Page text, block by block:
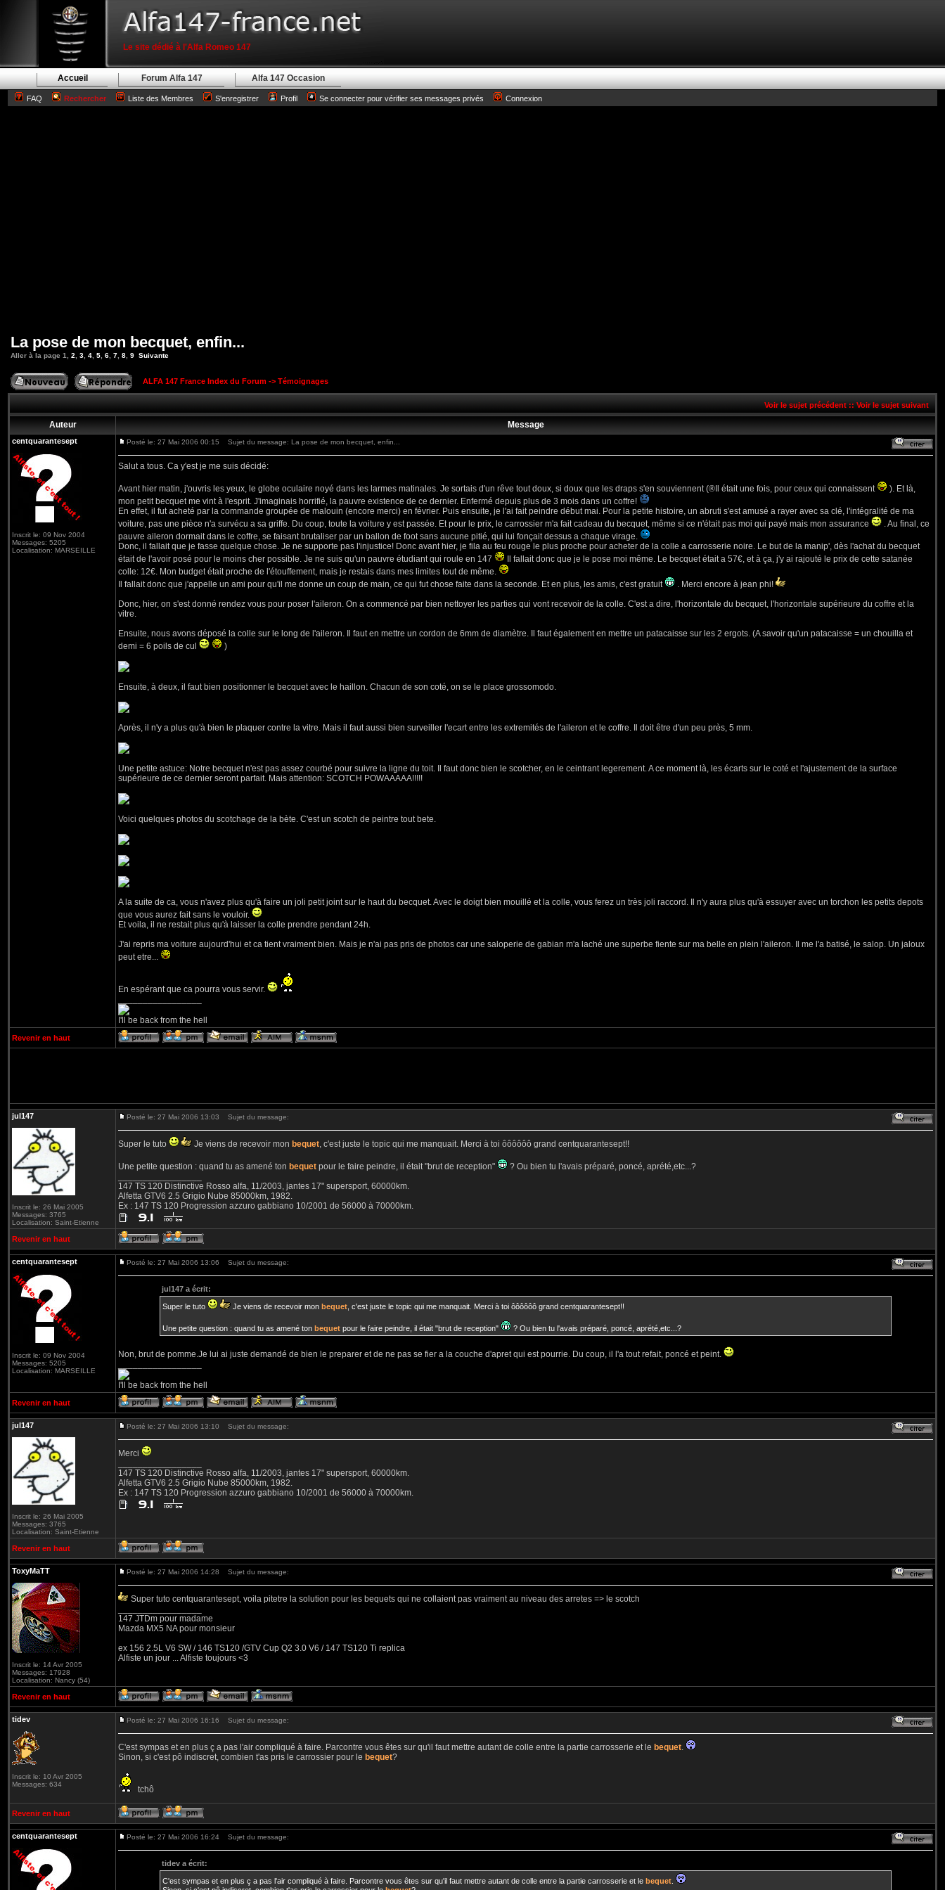
Le site dédié à l'Alfa Romeo 147
Accueil Forum Alfa 147 Alfa 147 Occasion
FAQ Rechercher Liste des Membres S'enregistrer Profil Se connecter pour vérifier ses messages privés Connexion
La pose de mon becquet, enfin...
Aller à la page 1 2 3 4 5 6 7 8 9 Suivante
ALFA 147 France Index du Forum -> Témoignages
Voir le sujet précédent :: Voir le sujet suivant
Auteur Message
centquarantesept
Inscrit le: 09 Nov 2004
Messages: 5205
Localisation: MARSEILLE
Posté le: 27 Mai 2006 00:15 Sujet du message: La pose de mon becquet, enfin...
Salut a tous. Ca y'est je me suis décidé:
Avant hier matin, j'ouvris les yeux, le globe oculaire noyé dans les larmes matinales. Je sortais d'un rêve tout doux, si doux que les draps s'en souviennent (®Il était une fois, pour ceux qui connaissent
). Et là,
mon petit becquet me vint à l'esprit. J'imaginais horrifié, la pauvre existence de ce dernier. Enfermé depuis plus de 3 mois dans un coffre!
En effet, il fut acheté par la commande groupée de malouin (encore merci) en février. Puis ensuite, je l'ai fait peindre début mai. Pour la petite histoire, un abruti s'est amusé a rayer avec sa clé, l'intégralité de ma
voiture, pas une pièce n'a survécu a sa griffe. Du coup, toute la voiture y est passée. Et pour le prix, le carrossier m'a fait cadeau du becquet, même si ce n'était pas moi qui payé mais mon assurance
. Au final, ce
pauvre aileron dormait dans le coffre, se faisant brutaliser par un ballon de foot sans aucune pitié, qui lui fonçait dessus a chaque virage.
Donc, il fallait que je fasse quelque chose. Je ne supporte pas l'injustice! Donc avant hier, je fila au feu rouge le plus proche pour acheter de la colle a carrosserie noire. Le but de la manip', dès l'achat du becquet
était de l'avoir posé pour le moins cher possible. Je ne suis qu'un pauvre étudiant qui roule en 147
Il fallait donc que je le pose moi même. Le becquet était a 57€, et à ça, j'y ai rajouté le prix de cette satanée
colle: 12€. Mon budget était proche de l'étouffement, mais je restais dans mes limites tout de même.
Il fallait donc que j'appelle un ami pour qu'il me donne un coup de main, ce qui fut chose faite dans la seconde. Et en plus, les amis, c'est gratuit
. Merci encore à jean phi!
Donc, hier, on s'est donné rendez vous pour poser l'aileron. On a commencé par bien nettoyer les parties qui vont recevoir de la colle. C'est a dire, l'horizontale du becquet, l'horizontale supérieure du coffre et la
vitre.
Ensuite, nous avons déposé la colle sur le long de l'aileron. Il faut en mettre un cordon de 6mm de diamètre. Il faut également en mettre un patacaisse sur les 2 ergots. (A savoir qu'un patacaisse = un chouilla et
demi = 6 poils de cul
)
Ensuite, à deux, il faut bien positionner le becquet avec le haillon. Chacun de son coté, on se le place grossomodo.
Après, il n'y a plus qu'à bien le plaquer contre la vitre. Mais il faut aussi bien surveiller l'ecart entre les extremités de l'aileron et le coffre. Il doit être d'un peu près, 5 mm.
Une petite astuce: Notre becquet n'est pas assez courbé pour suivre la ligne du toit. Il faut donc bien le scotcher, en le ceintrant legerement. A ce moment là, les écarts sur le coté et l'ajustement de la surface
supérieure de ce dernier seront parfait. Mais attention: SCOTCH POWAAAAA!!!!!
Voici quelques photos du scotchage de la bète. C'est un scotch de peintre tout bete.
A la suite de ca, vous n'avez plus qu'à faire un joli petit joint sur le haut du becquet. Avec le doigt bien mouillé et la colle, vous ferez un très joli raccord. Il n'y aura plus qu'à essuyer avec un torchon les petits depots
que vous aurez fait sans le vouloir.
Et voila, il ne restait plus qu'à laisser la colle prendre pendant 24h.
J'ai repris ma voiture aujourd'hui et ca tient vraiment bien. Mais je n'ai pas pris de photos car une saloperie de gabian m'a laché une superbe fiente sur ma belle en plein l'aileron. Il me l'a batisé, le salop. Un jaloux
peut etre...
En espérant que ca pourra vous servir.
I'll be back from the hell
Revenir en haut
jul147
Inscrit le: 26 Mai 2005
Messages: 3765
Localisation: Saint-Etienne
Posté le: 27 Mai 2006 13:03 Sujet du message:
Super le tuto Je viens de recevoir mon bequet, c'est juste le topic qui me manquait. Merci à toi ôôôôôô grand centquarantesept!!
Une petite question : quand tu as amené ton bequet pour le faire peindre, il était "brut de reception"
? Ou bien tu l'avais préparé, poncé, aprété,etc...?
147 TS 120 Distinctive Rosso alfa, 11/2003, jantes 17" supersport, 60000km.
Alfetta GTV6 2.5 Grigio Nube 85000km, 1982.
Ex : 147 TS 120 Progression azzuro gabbiano 10/2001 de 56000 à 70000km.
Revenir en haut
centquarantesept
Inscrit le: 09 Nov 2004
Messages: 5205
Localisation: MARSEILLE
Posté le: 27 Mai 2006 13:06 Sujet du message:
jul147 a écrit:
Super le tuto Je viens de recevoir mon bequet , c'est juste le topic qui me manquait. Merci à toi ôôôôôô grand centquarantesept!!
Une petite question : quand tu as amené ton bequet pour le faire peindre, il était "brut de reception" ? Ou bien tu l'avais préparé, poncé, aprété,etc...?
Non, brut de pomme.Je lui ai juste demandé de bien le preparer et de ne pas se fier a la couche d'apret qui est pourrie. Du coup, il l'a tout refait, poncé et peint.
I'll be back from the hell
Revenir en haut
jul147
Inscrit le: 26 Mai 2005
Messages: 3765
Localisation: Saint-Etienne
Posté le: 27 Mai 2006 13:10 Sujet du message:
Merci
147 TS 120 Distinctive Rosso alfa, 11/2003, jantes 17" supersport, 60000km.
Alfetta GTV6 2.5 Grigio Nube 85000km, 1982.
Ex : 147 TS 120 Progression azzuro gabbiano 10/2001 de 56000 à 70000km.
Revenir en haut
ToxyMaTT
Inscrit le: 14 Avr 2005
Messages: 17928
Localisation: Nancy (54)
Posté le: 27 Mai 2006 14:28 Sujet du message:
Super tuto centquarantesept, voila pitetre la solution pour les bequets qui ne collaient pas vraiment au niveau des arretes => le scotch
147 JTDm pour madame
Mazda MX5 NA pour monsieur
ex 156 2.5L V6 SW / 146 TS120 /GTV Cup Q2 3.0 V6 / 147 TS120 Ti replica
Alfiste un jour ... Alfiste toujours <3
Revenir en haut
tidev
Inscrit le: 10 Avr 2005
Messages: 634
Posté le: 27 Mai 2006 16:16 Sujet du message:
C'est sympas et en plus ç a pas l'air compliqué à faire. Parcontre vous êtes sur qu'il faut mettre autant de colle entre la partie carrosserie et le bequet.
Sinon, si c'est pô indiscret, combien t'as pris le carrossier pour le bequet?
tchô
Revenir en haut
centquarantesept Posté le: 27 Mai 2006 16:24 Sujet du message:
tidev a écrit:
C'est sympas et en plus ç a pas l'air compliqué à faire. Parcontre vous êtes sur qu'il faut mettre autant de colle entre la partie carrosserie et le bequet